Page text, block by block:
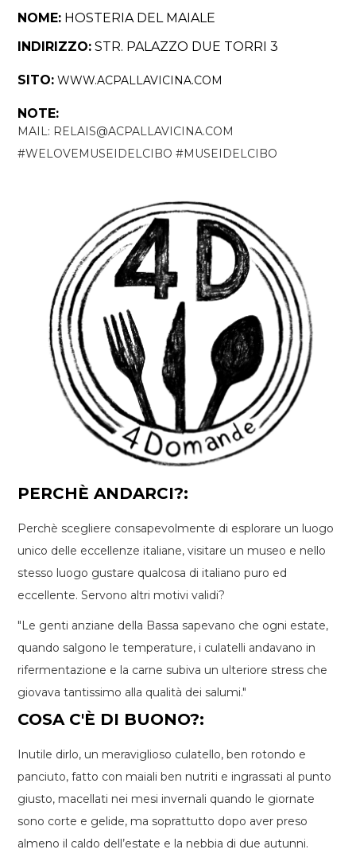
NOME: HOSTERIA DEL MAIALE
INDIRIZZO: STR. PALAZZO DUE TORRI 3
SITO: WWW.ACPALLAVICINA.COM
NOTE:
MAIL: RELAIS@ACPALLAVICINA.COM
#WELOVEMUSEIDELCIBO #MUSEIDELCIBO
PERCHÈ ANDARCI?:
Perchè scegliere consapevolmente di esplorare un luogo
unico delle eccellenze italiane, visitare un museo e nello
stesso luogo gustare qualcosa di italiano puro ed
eccellente. Servono altri motivi validi?
"Le genti anziane della Bassa sapevano che ogni estate,
quando salgono le temperature, i culatelli andavano in
rifermentazione e la carne subiva un ulteriore stress che
giovava tantissimo alla qualità dei salumi."
COSA C'È DI BUONO?:
Inutile dirlo, un meraviglioso culatello, ben rotondo e
panciuto, fatto con maiali ben nutriti e ingrassati al punto
giusto, macellati nei mesi invernali quando le giornate
sono corte e gelide, ma soprattutto dopo aver preso
almeno il caldo dell’estate e la nebbia di due autunni.